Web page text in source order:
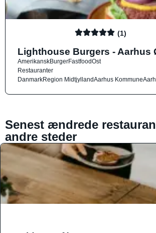
(1)
Lighthouse Burgers - Aarhus
AmerikanskBurgerFastfoodOst
Restauranter
DanmarkRegion MidtjyllandAarhus Kommune
Senest ændrede
andre steder